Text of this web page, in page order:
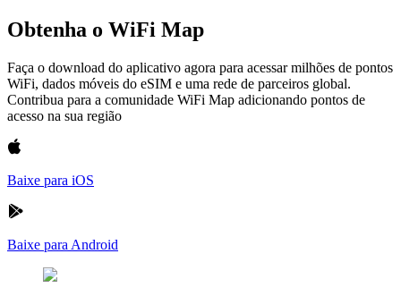
Obtenha o WiFi Map
Faça o download do aplicativo agora para acessar milhões de pontos
WiFi, dados móveis do eSIM e uma rede de parceiros global.
Contribua para a comunidade WiFi Map adicionando pontos de
acesso na sua região
Baixe para iOS
Baixe para Android